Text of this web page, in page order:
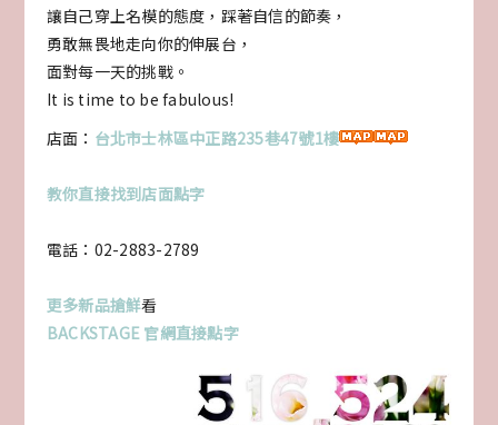
讓自己穿上名模的態度，踩著自信的節奏，
勇敢無畏地走向你的伸展台，
面對每一天的挑戰。
It is time to be fabulous!
店面： 台北市士林區中正路235巷47號1樓
教你直接找到店面點字
電話：02-2883-2789
更多新品搶鮮看
BACKSTAGE 官網直接點字